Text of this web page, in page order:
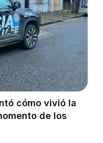
cómo vivió la
de los